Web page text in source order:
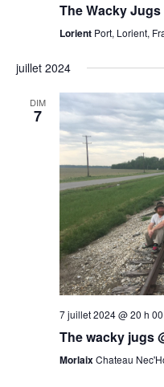
The Wacky Jugs
Lorient Port, Lorient,
juillet 2024
DIM
7
7 juillet 2024 @ 20 h
The wacky jugs
MorlaixChateau